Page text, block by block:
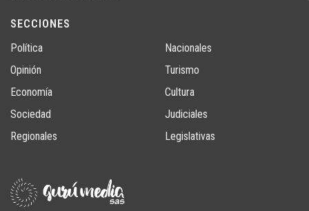
SECCIONES
Política
Opinión
Economía
Sociedad
Regionales
Nacionales
Turismo
Cultura
Judiciales
Legislativas